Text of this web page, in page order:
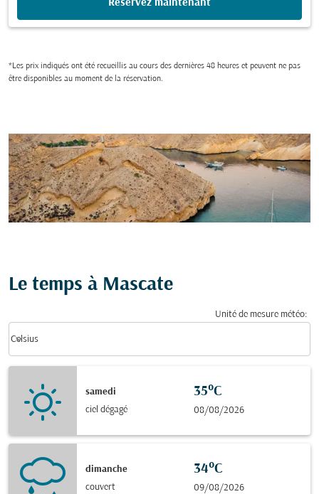
Réservez maintenant
*Les prix indiqués ont été recueillis au cours des dernières 48 heures et peuvent ne pas
être disponibles au moment de la réservation.
Le temps à Mascate
Unité de mesure météo:
Celsius
keyboard_arrow_down
samedi
ciel dégagé
35°C
08/08/2026
dimanche
couvert
34°C
09/08/2026